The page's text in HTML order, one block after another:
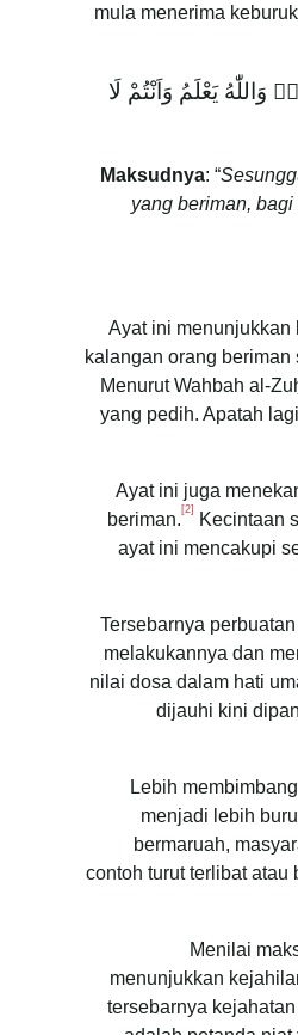
mula menerima
يَعْلَمُ وَاَنْتُمْ لَا
Maksudnya: “
yang beriman,
Ayat ini menunjukkan
kalangan orang
Menurut Wahbah al-
yang pedih. Apatah
Ayat ini juga
beriman. [2] Kecintaan
ayat ini mencakupi
Tersebarnya
melakukannya dan
nilai dosa dalam hati
dijauhi kini
Lebih
menjadi lebih
bermaruah,
contoh turut terlibat atau
Menilai
menunjukkan
tersebarnya